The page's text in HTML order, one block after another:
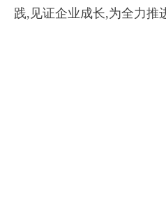
践,见证企业成长,为全力推